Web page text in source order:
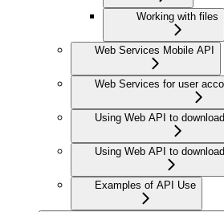
Working with files
Web Services Mobile API
Web Services for user
Using Web API to
Using Web API to
Examples of API Use